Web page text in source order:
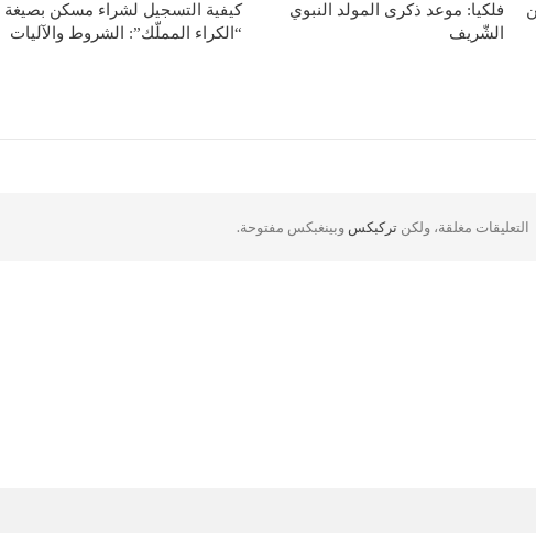
فلكيا: موعد ذكرى المولد النبوي
الشّريف
كيفية التسجيل لشراء مسكن بصيغة
“الكراء المملّك”: الشروط والآليات
التعليقات مغلقة، ولكن تركبكس وبينغبكس مفتوحة.